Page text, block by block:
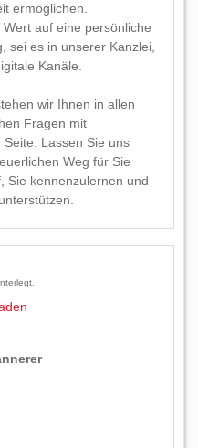
ermöglichen.
auf eine persönliche
sei es in unserer Kanzlei,
Kanäle.
wir Ihnen in allen
Fragen mit
Lassen Sie uns
Weg für Sie
Sie kennenzulernen und